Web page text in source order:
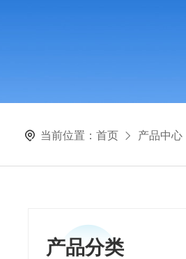
当前位置： 首页 产品中心
产品分类